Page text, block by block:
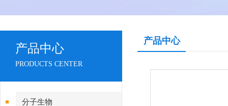
产品中心
PRODUCTS CENTER
分子生物
产品中心